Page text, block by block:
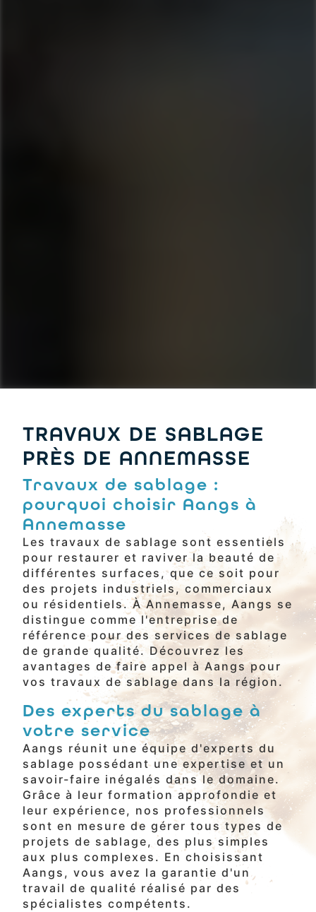
TRAVAUX DE SABLAGE
PRÈS DE ANNEMASSE
Travaux de sablage :
pourquoi choisir Aangs à
Annemasse
Les travaux de sablage sont essentiels
pour restaurer et raviver la beauté de
différentes surfaces, que ce soit pour
des projets industriels, commerciaux
ou résidentiels. À Annemasse, Aangs se
distingue comme l'entreprise de
référence pour des services de sablage
de grande qualité. Découvrez les
avantages de faire appel à Aangs pour
vos travaux de sablage dans la région.
Des experts du sablage à
votre service
Aangs réunit une équipe d'experts du
sablage possédant une expertise et un
savoir-faire inégalés dans le domaine.
Grâce à leur formation approfondie et
leur expérience, nos professionnels
sont en mesure de gérer tous types de
projets de sablage, des plus simples
aux plus complexes. En choisissant
Aangs, vous avez la garantie d'un
travail de qualité réalisé par des
spécialistes compétents.